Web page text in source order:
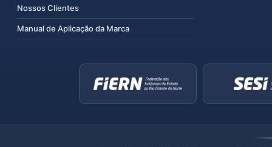
Nossos Clientes
Manual de Aplicação da Marca